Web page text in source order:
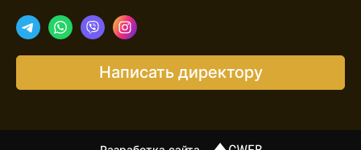
Telegram
WhatsApp
ViberInstagram
Написать директору